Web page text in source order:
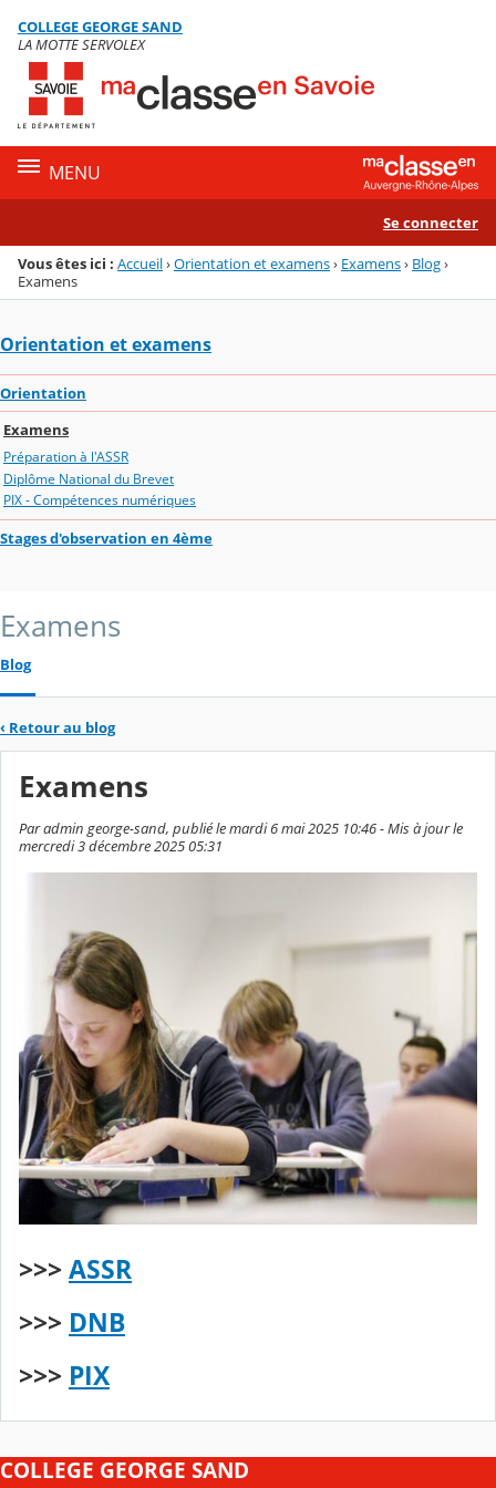
Menu de la rubrique
Contenu
COLLEGE GEORGE SAND
LA MOTTE SERVOLEX
MENU
Se connecter
Vous êtes ici : Accueil›Orientation et examens› Examens› Blog›
Examens
Orientation et examens
Orientation
Examens
Préparation à l'ASSR
Diplôme National du Brevet
PIX - Compétences numériques
Stages d'observation en 4ème
Examens
Blog
‹ Retour au blog
Examens
Par admin george-sand, publié le mardi 6 mai 2025 10:46 - Mis à jour le
mercredi 3 décembre 2025 05:31
>>>ASSR
>>> DNB
>>> PIX
COLLEGE GEORGE SAND